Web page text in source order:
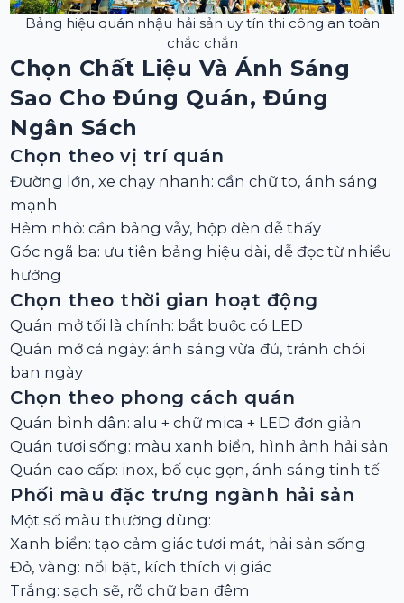
Bảng hiệu quán nhậu hải sản uy tín thi công an toàn
chắc chắn
Chọn Chất Liệu Và Ánh Sáng
Sao Cho Đúng Quán, Đúng
Ngân Sách
Chọn theo vị trí quán
Đường lớn, xe chạy nhanh: cần chữ to, ánh sáng
mạnh
Hẻm nhỏ: cần bảng vẫy, hộp đèn dễ thấy
Góc ngã ba: ưu tiên bảng hiệu dài, dễ đọc từ nhiều
hướng
Chọn theo thời gian hoạt động
Quán mở tối là chính: bắt buộc có LED
Quán mở cả ngày: ánh sáng vừa đủ, tránh chói
ban ngày
Chọn theo phong cách quán
Quán bình dân: alu + chữ mica + LED đơn giản
Quán tươi sống: màu xanh biển, hình ảnh hải sản
Quán cao cấp: inox, bố cục gọn, ánh sáng tinh tế
Phối màu đặc trưng ngành hải sản
Một số màu thường dùng:
Xanh biển: tạo cảm giác tươi mát, hải sản sống
Đỏ, vàng: nổi bật, kích thích vị giác
Trắng: sạch sẽ, rõ chữ ban đêm